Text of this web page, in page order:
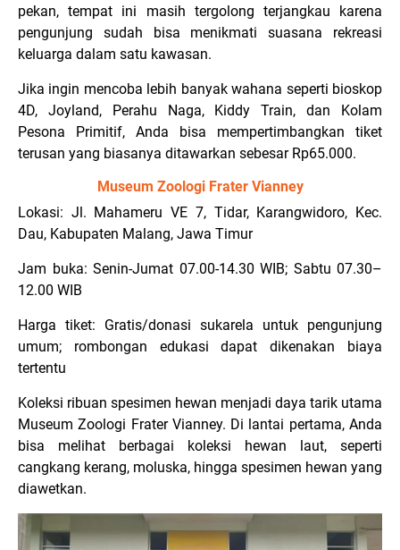
pekan, tempat ini masih tergolong terjangkau karena
pengunjung sudah bisa menikmati suasana rekreasi
keluarga dalam satu kawasan.
Jika ingin mencoba lebih banyak wahana seperti bioskop
4D, Joyland, Perahu Naga, Kiddy Train, dan Kolam
Pesona Primitif, Anda bisa mempertimbangkan tiket
terusan yang biasanya ditawarkan sebesar Rp65.000.
Museum Zoologi Frater Vianney
Lokasi: Jl. Mahameru VE 7, Tidar, Karangwidoro, Kec.
Dau, Kabupaten Malang, Jawa Timur
Jam buka: Senin-Jumat 07.00-14.30 WIB; Sabtu 07.30–
12.00 WIB
Harga tiket: Gratis/donasi sukarela untuk pengunjung
umum; rombongan edukasi dapat dikenakan biaya
tertentu
Koleksi ribuan spesimen hewan menjadi daya tarik utama
Museum Zoologi Frater Vianney. Di lantai pertama, Anda
bisa melihat berbagai koleksi hewan laut, seperti
cangkang kerang, moluska, hingga spesimen hewan yang
diawetkan.